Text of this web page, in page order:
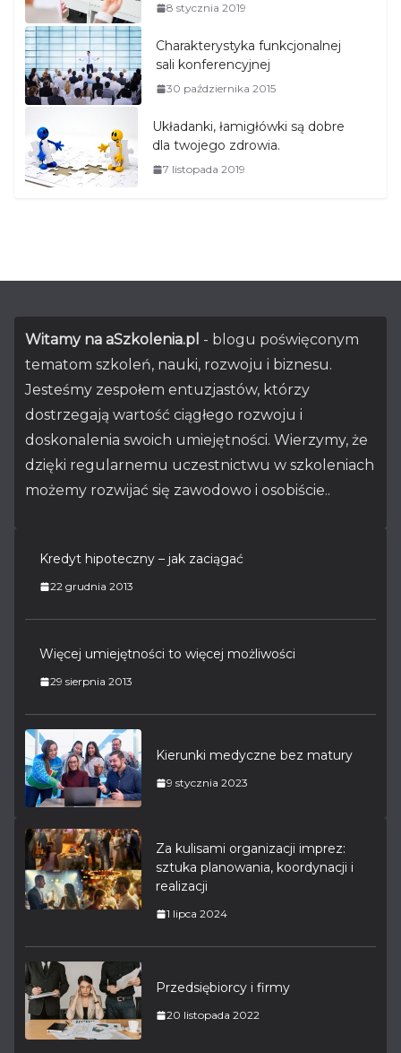
8 stycznia 2019
Charakterystyka funkcjonalnej
sali konferencyjnej
30 października 2015
Układanki, łamigłówki są dobre
dla twojego zdrowia.
7 listopada 2019
Witamy na aSzkolenia.pl - blogu poświęconym
tematom szkoleń, nauki, rozwoju i biznesu.
Jesteśmy zespołem entuzjastów, którzy
dostrzegają wartość ciągłego rozwoju i
doskonalenia swoich umiejętności. Wierzymy, że
dzięki regularnemu uczestnictwu w szkoleniach
możemy rozwijać się zawodowo i osobiście..
Kredyt hipoteczny – jak zaciągać
22 grudnia 2013
Więcej umiejętności to więcej możliwości
29 sierpnia 2013
Kierunki medyczne bez matury
9 stycznia 2023
Za kulisami organizacji imprez:
sztuka planowania, koordynacji i
realizacji
1 lipca 2024
Przedsiębiorcy i firmy
20 listopada 2022